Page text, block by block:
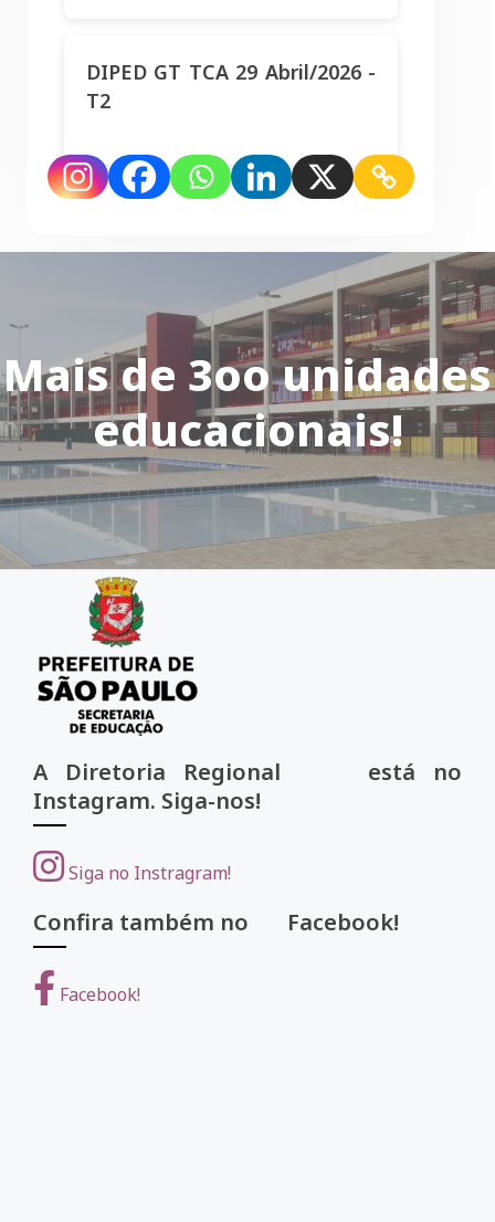
DIPED GT TCA 29 Abril/2026 -
T2
Mais de 3oo unidades
educacionais!
A Diretoria Regional está no
Instagram. Siga-nos!
Siga no Instragram!
Confira também no Facebook!
Facebook!